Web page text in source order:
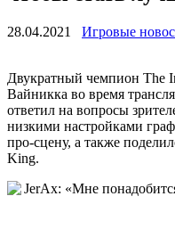
28.04.2021 Игровые
Двукратный чемпион The
Вайникка во время
ответил на вопросы
низкими настройками
про-сцену, а также
King.